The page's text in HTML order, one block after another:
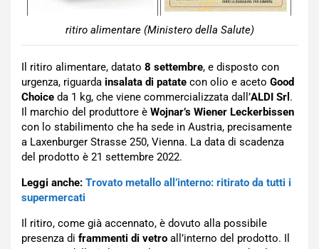
ritiro alimentare (Ministero della Salute)
Il ritiro alimentare, datato 8 settembre, e disposto con
urgenza, riguarda insalata di patate con olio e aceto Good
Choice da 1 kg, che viene commercializzata dall’ALDI Srl .
Il marchio del produttore è Wojnar’s Wiener Leckerbissen
con lo stabilimento che ha sede in Austria, precisamente
a Laxenburger Strasse 250, Vienna. La data di scadenza
del prodotto è 21 settembre 2022.
Leggi anche: Trovato metallo all’interno: ritirato da tutti i
supermercati
Il ritiro, come già accennato, è dovuto alla possibile
presenza di frammenti di vetro all’interno del prodotto. Il